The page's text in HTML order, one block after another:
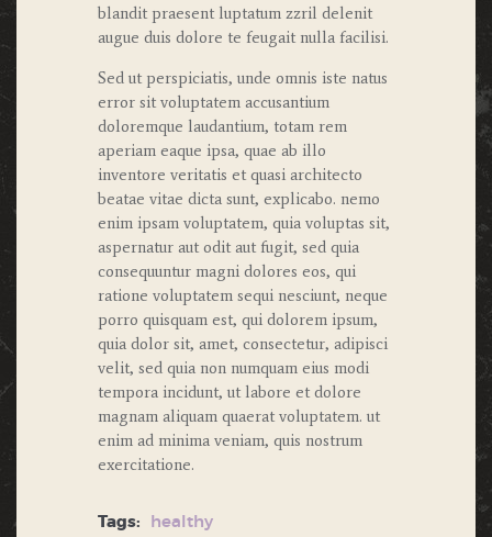
blandit praesent luptatum zzril delenit
augue duis dolore te feugait nulla facilisi.
Sed ut perspiciatis, unde omnis iste natus
error sit voluptatem accusantium
doloremque laudantium, totam rem
aperiam eaque ipsa, quae ab illo
inventore veritatis et quasi architecto
beatae vitae dicta sunt, explicabo. nemo
enim ipsam voluptatem, quia voluptas sit,
aspernatur aut odit aut fugit, sed quia
consequuntur magni dolores eos, qui
ratione voluptatem sequi nesciunt, neque
porro quisquam est, qui dolorem ipsum,
quia dolor sit, amet, consectetur, adipisci
velit, sed quia non numquam eius modi
tempora incidunt, ut labore et dolore
magnam aliquam quaerat voluptatem. ut
enim ad minima veniam, quis nostrum
exercitatione.
Tags: healthy